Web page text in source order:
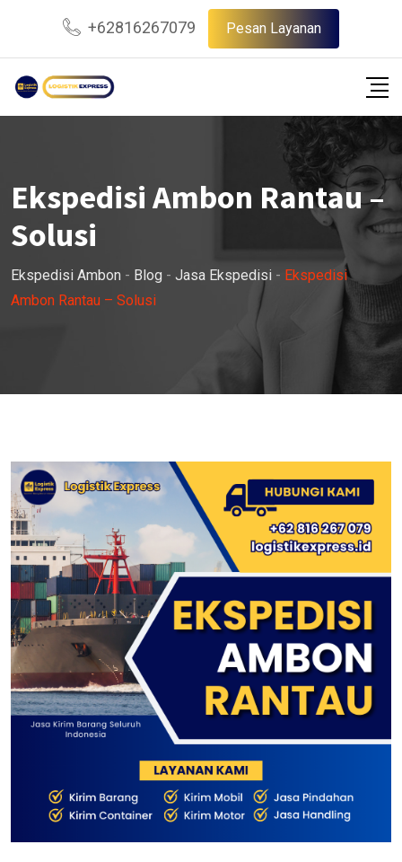
content
+62816267079 Pesan Layanan
Ekspedisi Ambon Rantau –
Solusi
Ekspedisi Ambon - Blog - Jasa Ekspedisi - Ekspedisi
Ambon Rantau – Solusi